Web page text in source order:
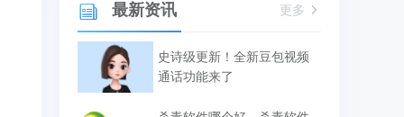
最新资讯 更多
史诗级更新！全新豆包视频
通话功能来了